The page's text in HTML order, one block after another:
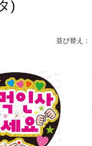
)
並び替え：